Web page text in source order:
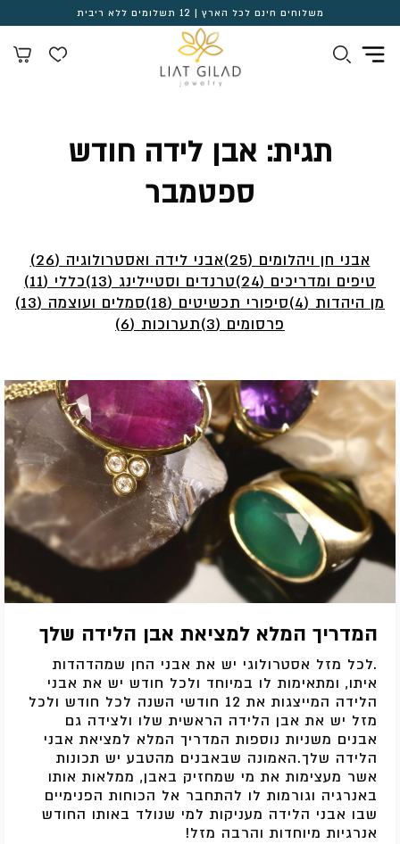
משלוחים חינם לכל הארץ | 12 תשלומים ללא ריבית
תגית:אבן לידה חודש
ספטמבר
אבני חן ויהלומים (25)
אבני לידה ואסטרולוגיה (26)
טיפים ומדריכים (24)
טרנדים וסטיילינג (13)
כללי (11)
מן היהדות (4)
סיפורי תכשיטים (18)
סמלים ועוצמה (13)
פרסומים (3)
תערוכות (6)
המדריך המלא למציאת אבן הלידה שלך
.לכל מזל אסטרולוגי יש את אבני החן שמהדהדות
איתו, ומתאימות לו במיוחד ולכל חודש יש את אבני
הלידה המייצגות את 12 חודשי השנה לכל חודש ולכל
מזל יש את אבן הלידה הראשית שלו ולצידה גם
אבנים משניות נוספות המדריך המלא למציאת אבני
הלידה שלך.האמונה שבאבנים מהטבע יש תכונות
אשר מעצימות את מי שמחזיק באבן, ממלאות אותו
באנרגיה וגורמות לו להתחבר אל הכוחות הפנימיים
שבו אבני הלידה מעניקות למי שנולד באותו החודש
אנרגיות מיוחדות והרבה מזל!